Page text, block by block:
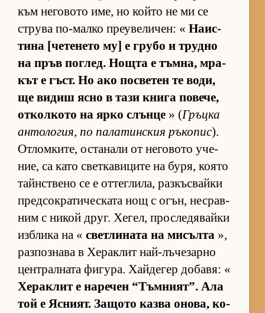
към не­го­вото име, но който не ми се
струва по-малко пре­у­ве­ли­чен: « На­ис­
тина [че­те­нето му] е грубо и трудно
на пръв пог­лед. Нощта е тъм­на, мра­
кът е гъст. Но ако пос­ве­тен те во­ди,
ще ви­диш ясно в тази книга по­ве­че,
от­кол­кото на ярко слънце » (Гръцка
ан­то­ло­гия, по па­ла­тин­с­кия ръ­ко­пис).
От­лом­ки­те, ос­та­нали от не­го­вото уче­
ние, са като свет­ка­ви­ците на бу­ря, ко­ято
тайн­с­т­вено се е от­тег­ли­ла, раз­къс­вайки
пред­сок­ра­ти­чес­ката нощ с огън, нес­рав­
ним с ни­кой друг. Хе­гел, прос­ле­дя­вайки
из­б­лика на « свет­ли­ната на ми­сълта »,
раз­поз­нава в Хе­рак­лит най-лъ­че­зарно
цен­т­рал­ната фи­гу­ра. Хай­де­гер до­ба­вя: «
Хе­рак­лит е на­ре­чен “Тъм­ни­ят”. Ала
той е Яс­ни­ят. За­щото казва оно­ва, ко­